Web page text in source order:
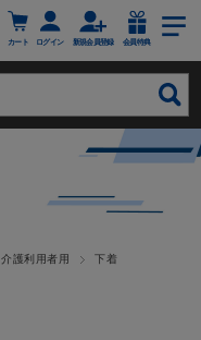
カート ログイン 新規会員登録 会員特典
介護利用者用 下着